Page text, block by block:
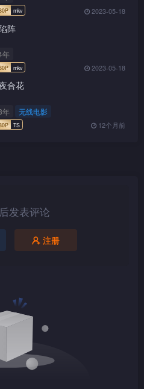
1080P mkv
1080P
2023-05-18
阵
年
2023-05-18
合花
年 无线电影
12个月前
发表评论
注册